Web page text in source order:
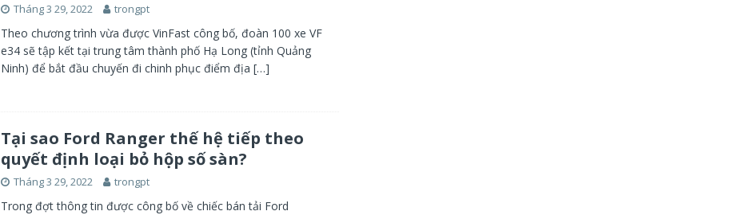
Tháng 3 29, 2022 trongpt
Theo chương trình vừa được VinFast công bố, đoàn 100 xe VF
e34 sẽ tập kết tại trung tâm thành phố Hạ Long (tỉnh Quảng
Ninh) để bắt đầu chuyến đi chinh phục điểm địa […]
Tại sao Ford Ranger thế hệ tiếp theo
quyết định loại bỏ hộp số sàn?
Tháng 3 29, 2022 trongpt
Trong đợt thông tin được công bố về chiếc bán tải Ford